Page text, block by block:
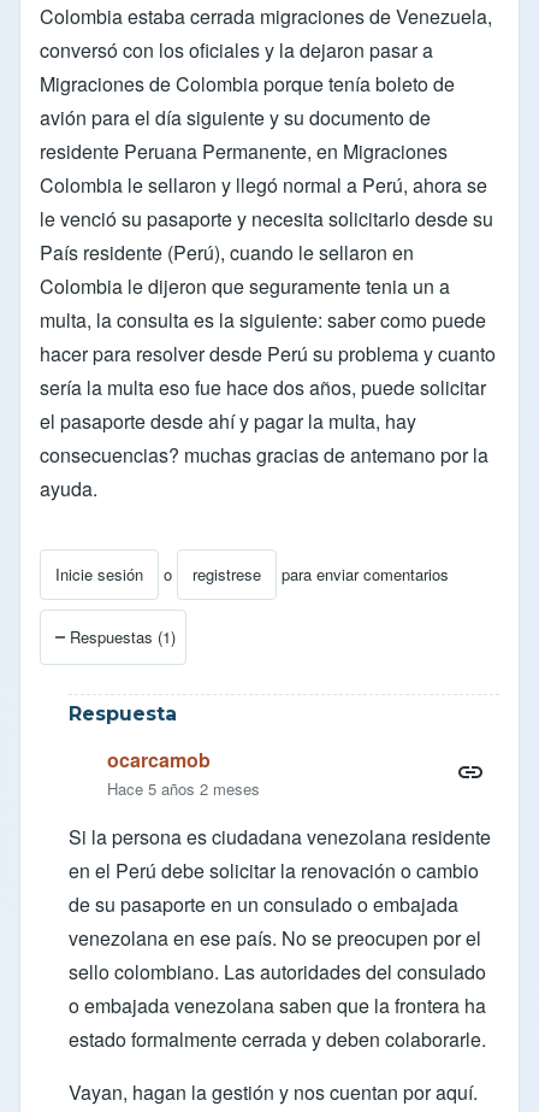
Colombia estaba cerrada migraciones de Venezuela,
conversó con los oficiales y la dejaron pasar a
Migraciones de Colombia porque tenía boleto de
avión para el día siguiente y su documento de
residente Peruana Permanente, en Migraciones
Colombia le sellaron y llegó normal a Perú, ahora se
le venció su pasaporte y necesita solicitarlo desde su
País residente (Perú), cuando le sellaron en
Colombia le dijeron que seguramente tenia un a
multa, la consulta es la siguiente: saber como puede
hacer para resolver desde Perú su problema y cuanto
sería la multa eso fue hace dos años, puede solicitar
el pasaporte desde ahí y pagar la multa, hay
consecuencias? muchas gracias de antemano por la
ayuda.
Inicie sesión o registrese para enviar comentarios
Respuestas (1)
Respuesta
ocarcamob
Hace 5 años 2 meses
Si la persona es ciudadana venezolana residente
en el Perú debe solicitar la renovación o cambio
de su pasaporte en un consulado o embajada
venezolana en ese país. No se preocupen por el
sello colombiano. Las autoridades del consulado
o embajada venezolana saben que la frontera ha
estado formalmente cerrada y deben colaborarle.
Vayan, hagan la gestión y nos cuentan por aquí.